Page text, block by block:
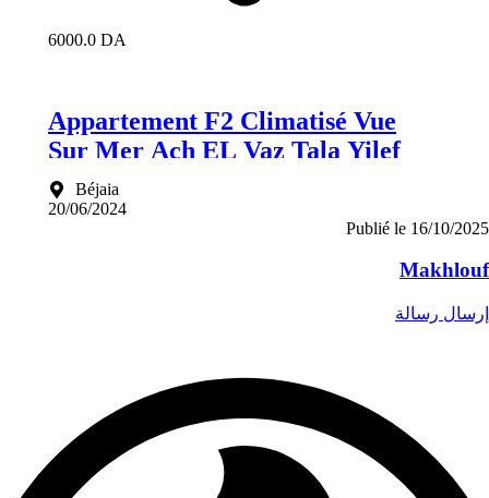
6000.0 DA
Appartement F2 Climatisé Vue
Sur Mer Ach EL Vaz Tala Yilef
Béjaia
20/06/2024
Publié le 16/10/
رسالة